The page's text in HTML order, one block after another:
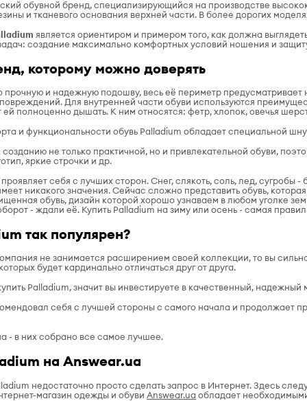
обувной бренд, специализирующийся на производстве
и тканевого основания верхней части. В более дорогих
является ориентиром и примером того, как должна
создание максимально комфортных условий ношения и
которому можно доверять
прочную и надежную подошву, весь её периметр
Для внутренней части обуви используются
ей полноценно дышать. К ним относятся: фетр, хлопок, овечья
и функциональности обувь Palladium обладает специальной
не только практичной, но и привлекательной обуви,
яркие строчки и др.
себя с лучших сторон. Снег, слякоть, соль, лед, сугробы
никакого значения. Сейчас сложно представить обувь,
обувь, дизайн которой хорошо узнаваем в любом уголке
- ждали её. Купить Palladium на зиму или осень - самая
так популярен?
не занимается расширением своей коллекции, то вы
будет кардинально отличаться друг от друга.
Palladium, значит вы инвестируете в качественный,
себя с лучшей стороны с самого начала и продолжает
- в них собрано все самое лучшее.
на Answear.ua
недостаточно просто сделать запрос в Интернет. Здесь
магазин одежды и обувиAnswear.uaобладает